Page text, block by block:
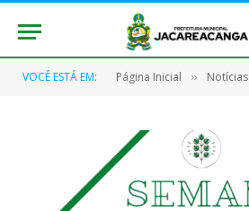
VOCÊ ESTÁ EM: Página Inicial » Notícias